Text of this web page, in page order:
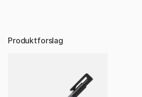
Produktforslag